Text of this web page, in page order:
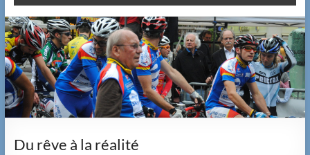
Du rêve à la réalité